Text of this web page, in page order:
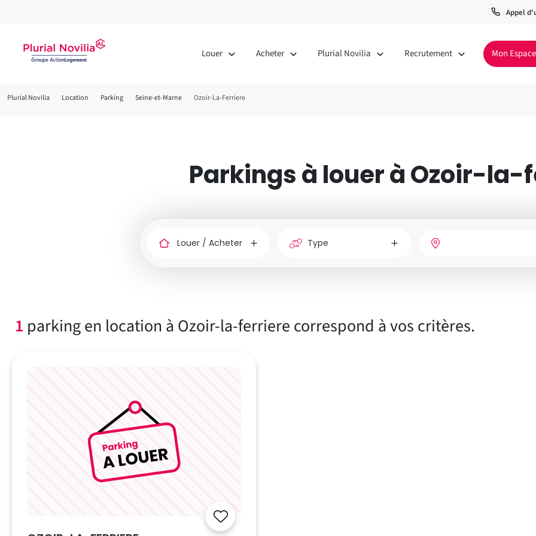
Appel
Louer Acheter Plurial Novilia Recrutement Mon Espace
Fil
Plurial Novilia Location Parking Seine-et-Marne Ozoir-La-Ferriere
Parkings à louer à Ozoir-la-
ou
Nombre
Type
1 parking en location à Ozoir-la-ferriere correspond à vos critères.